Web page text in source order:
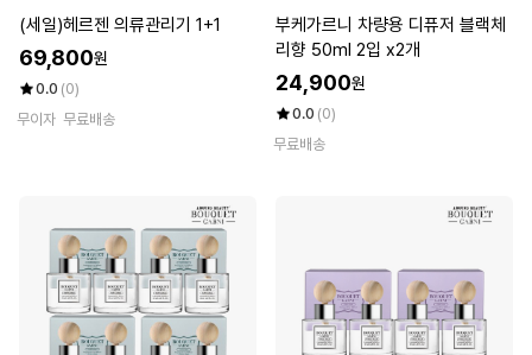
(세일)헤르젠 의류관리기 1+1
69,800원
0.0 (0)
무이자 무료배송
부케가르니 차량용 디퓨저 블랙체
리향 50ml 2입 x2개
24,900원
0.0 (0)
무료배송